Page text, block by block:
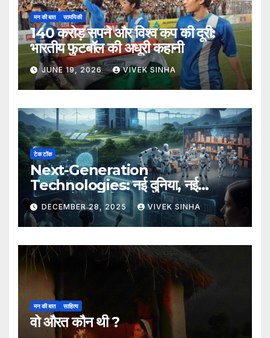
मन की बात सामयिकी
140 करोड़ सपने और विश्व कप की दूरी:
भारतीय फुटबॉल की अधूरी कहानी
JUNE 19, 2026 VIVEK SINHA
टेक टॉक
Next-Generation
Technologies: नई दुनिया, नई
संभावनाएँ, नया भविष्य
DECEMBER 28, 2025 VIVEK SINHA
मन की बात साहित्य
वो औरत कौन थी ?